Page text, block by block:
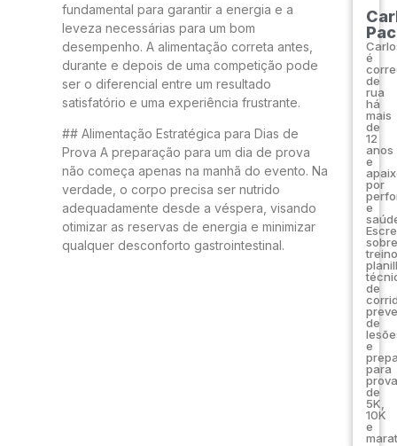
fundamental para garantir a energia e a
leveza necessárias para um bom
desempenho. A alimentação correta antes,
durante e depois de uma competição pode
ser o diferencial entre um resultado
satisfatório e uma experiência frustrante.
## Alimentação Estratégica para Dias de
Prova A preparação para um dia de prova
não começa apenas na manhã do evento. Na
verdade, o corpo precisa ser nutrido
adequadamente desde a véspera, visando
otimizar as reservas de energia e minimizar
qualquer desconforto gastrointestinal.
é
de
rua
há
mais
de
12
anos
e
por
e
sobre
de
de
e
para
de
5K,
10K
e